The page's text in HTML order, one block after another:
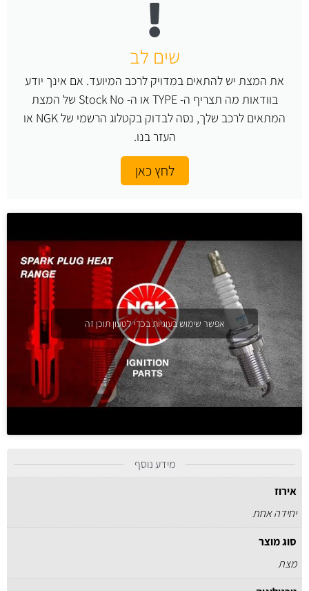
שים לב
את המצת יש להתאים במדויק לרכב המיועד. אם אינך יודע
בוודאות מה תצריף ה- TYPE או ה- Stock No של המצת
המתאים לרכב שלך, נסה לבדוק בקטלוג הרשמי של NGK או
העזר בנו.
לחץ כאן
אפשר שימוש בעוגיות בכדי לטעון תוכן זה
מידע נוסף
אירוז
יחידה אחת
סוג מוצר
מצת